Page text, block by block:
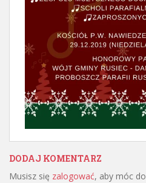
DODAJ KOMENTARZ
Musisz się zalogować, aby móc